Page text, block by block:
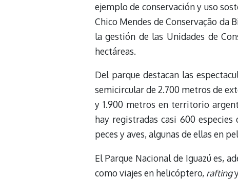
ejemplo de conservación y uso
Chico Mendes de Conservação da
la gestión de las Unidades de
hectáreas.
Del parque destacan las
semicircular de 2.700 metros de
y 1.900 metros en territorio
hay registradas casi 600
peces y aves, algunas de ellas en
El Parque Nacional de Iguazú es,
como viajes en helicóptero, rafting